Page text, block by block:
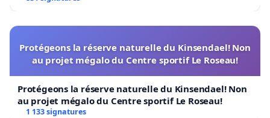
Protégeons la réserve naturelle du Kinsendael! Non
au projet mégalo du Centre sportif Le Roseau!
Protégeons la réserve naturelle du Kinsendael! Non
au projet mégalo du Centre sportif Le Roseau!
1 133 signatures